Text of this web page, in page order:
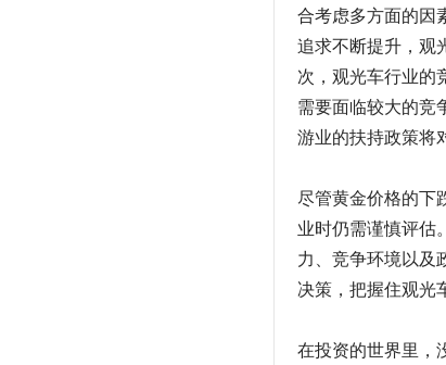
合考虑多方面的因
追求不断提升，观
次，观光车行业的
需要面临较大的竞
游业的扶持政策将
尽管黄金价格的下
业时仍需谨慎评估
力、竞争环境以及
决策，把握住观光
在投资的世界里，